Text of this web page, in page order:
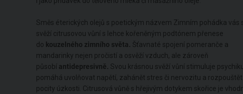
Směs éterických olejů s poetickým názvem Zimním pohádka vás
svěží citrusovou vůní s lehce kořeněným podtónem přenese
do kouzelného zimního světa. Šťavnaté spojení pomeranče a
mandarinky nejen pročistí a osvěží vzduch, ale zároveň
působí antidepresivně. Svou krásnou svěží vůní stimuluje
pomáhá uvolňovat napětí, zahánět stres či nervozitu a rozpouštět
pocity úzkosti. Citrusová vůně s hřejivým dotykem skořice je